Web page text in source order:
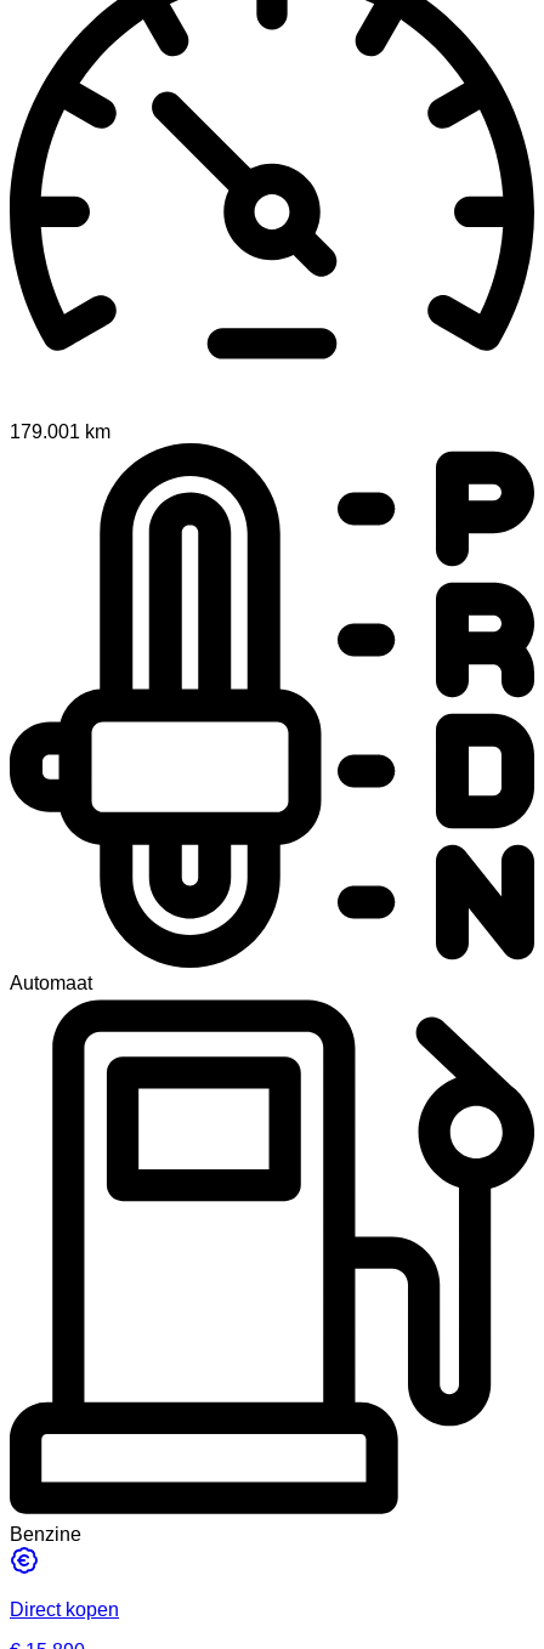
179.001 km
Automaat
Benzine
Direct kopen